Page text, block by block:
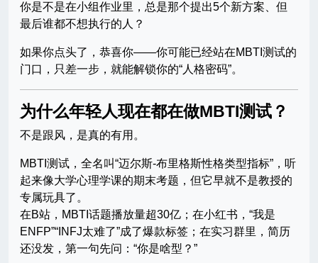
你是不是在小组作业里，总是那个提出5个新方案、但
最后谁都不想执行的人？
如果你点头了，恭喜你——你可能已经站在MBTI测试的
门口，只差一步，就能解锁你的“人格密码”。
为什么年轻人现在都在做MBTI测试？
不是跟风，是真的有用。
MBTI测试，全名叫“迈尔斯-布里格斯性格类型指标”，听
起来像大学心理学课的期末考题，但它早就不是教授的
专属玩具了。
在B站，MBTI话题播放量超30亿；在小红书，“我是
ENFP”“INFJ太难了”成了爆款标签；在实习群里，简历
还没发，第一句先问：“你是啥型？”